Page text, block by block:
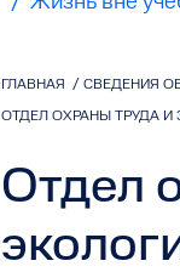
ГЛАВНАЯ / СВЕДЕНИЯ
ОТДЕЛ ОХРАНЫ ТРУДА И
Отдел